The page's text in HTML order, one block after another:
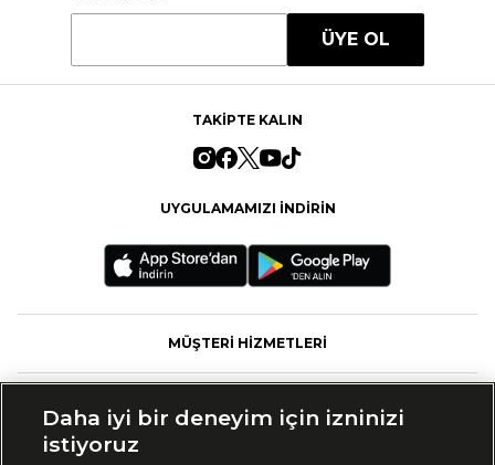
ÜYE OL
TAKİPTE KALIN
UYGULAMAMIZI İNDİRİN
MÜŞTERİ HİZMETLERİ
Daha iyi bir deneyim için izninizi
istiyoruz